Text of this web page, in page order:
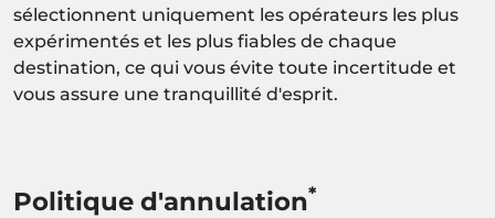
sélectionnent uniquement les opérateurs les plus
expérimentés et les plus fiables de chaque
destination, ce qui vous évite toute incertitude et
vous assure une tranquillité d'esprit.
Politique d'annulation*